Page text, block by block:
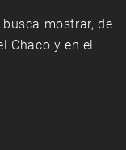
mostrar, de
Chaco y en el